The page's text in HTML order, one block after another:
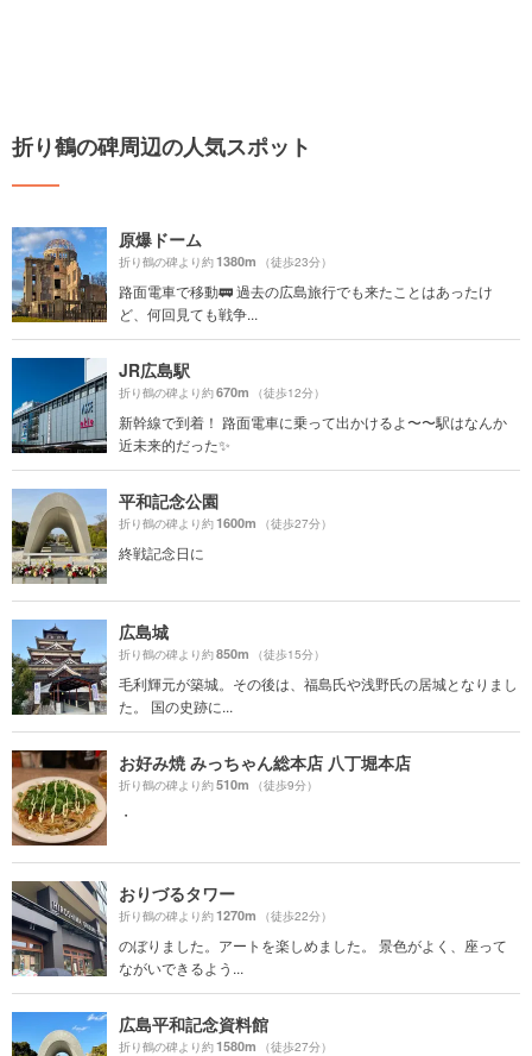
折り鶴の碑周辺の人気スポット
原爆ドーム
折り鶴の碑より約1380m （徒歩23分）
路面電車で移動🚃 過去の広島旅行でも来たことはあったけ
ど、何回見ても戦争...
JR広島駅
折り鶴の碑より約670m （徒歩12分）
新幹線で到着！ 路面電車に乗って出かけるよ〜〜駅はなんか
近未来的だった✨
平和記念公園
折り鶴の碑より約1600m （徒歩27分）
終戦記念日に
広島城
折り鶴の碑より約850m （徒歩15分）
毛利輝元が築城。その後は、福島氏や浅野氏の居城となりまし
た。 国の史跡に...
お好み焼 みっちゃん総本店 八丁堀本店
折り鶴の碑より約510m （徒歩9分）
・
おりづるタワー
折り鶴の碑より約1270m （徒歩22分）
のぼりました。アートを楽しめました。 景色がよく、座って
ながいできるよう...
広島平和記念資料館
折り鶴の碑より約1580m （徒歩27分）